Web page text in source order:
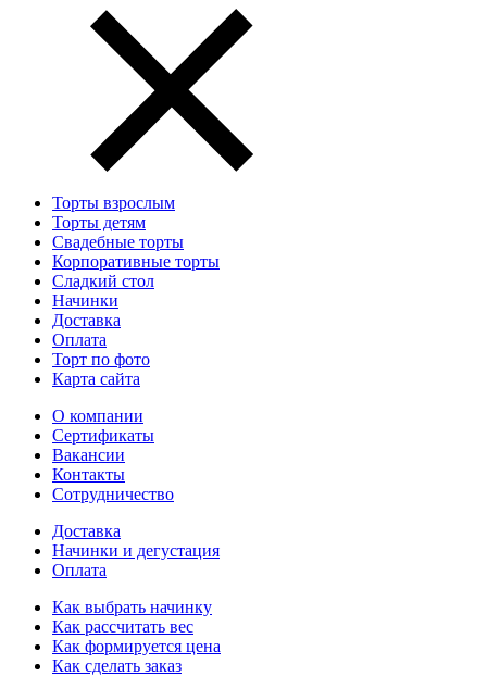
Торты взрослым
Торты детям
Свадебные торты
Корпоративные торты
Сладкий стол
Начинки
Доставка
Оплата
Торт по фото
Карта сайта
О компании
Сертификаты
Вакансии
Контакты
Сотрудничество
Доставка
Начинки и дегустация
Оплата
Как выбрать начинку
Как рассчитать вес
Как формируется цена
Как сделать заказ